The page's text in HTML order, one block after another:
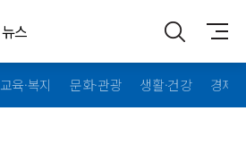
뉴스
교육·복지 문화·관광 생활·건강 경제·